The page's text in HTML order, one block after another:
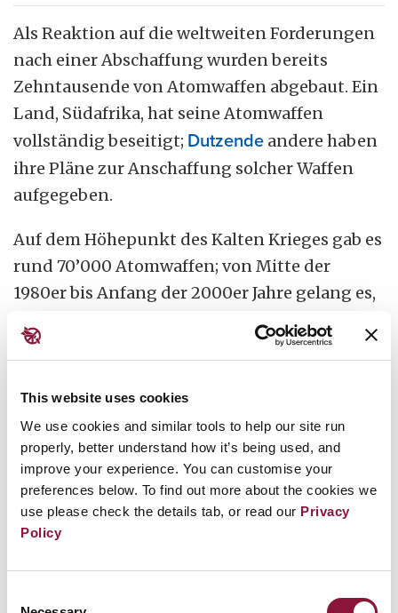
This website uses cookies
We use cookies and similar tools to help our site run
properly, better understand how it’s being used, and
improve your experience. You can customise your
preferences below. To find out more about the cookies we
use please check the details tab, or read our Privacy
Policy
Als Reaktion auf die weltweiten Forderungen
nach einer Abschaffung wurden bereits
Zehntausende von Atomwaffen abgebaut. Ein
Land, Südafrika, hat seine Atomwaffen
vollständig beseitigt; Dutzende andere haben
ihre Pläne zur Anschaffung solcher Waffen
aufgegeben.
Auf dem Höhepunkt des Kalten Krieges gab es
rund 70’000 Atomwaffen; von Mitte der
1980er bis Anfang der 2000er Jahre gelang es,
erheblich zu
reduzieren.
In jüngster Zeit sind Programme zum Abbau
von Sprengköpfen jedoch zum Erliegen
gekommen, und einige Atomwaffenstaaten
bauen ihre Arsenale derzeit in beispiellosem
Tempo aus. Keines dieser Länder hat einen
Plan zur vollständigen Abrüstung vorgelegt.
Die überwiegende Mehrheit der Staaten
weltweit lehnt Atomwaffen jedoch nach wie